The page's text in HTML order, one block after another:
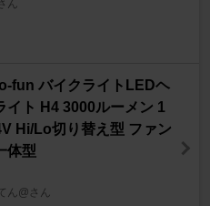
ん
fun バイクライトLEDヘ
イト H4 3000ルーメン 1
Hi/Lo切り替え型 ファン
体型
ん@さん